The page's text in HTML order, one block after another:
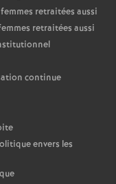
retraitées aussi
retraitées aussi
continue
envers les